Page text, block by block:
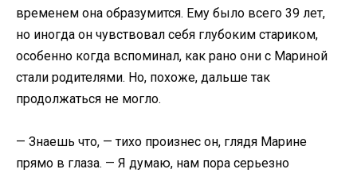
временем она образумится. Ему было всего 39 лет,
но иногда он чувствовал себя глубоким стариком,
особенно когда вспоминал, как рано они с Мариной
стали родителями. Но, похоже, дальше так
продолжаться не могло.
— Знаешь что, — тихо произнес он, глядя Марине
прямо в глаза. — Я думаю, нам пора серьезно